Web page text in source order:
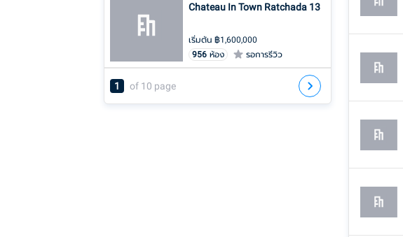
Chateau In Town Ratchada 13
เริ่มต้น ฿1,600,000
956 ห้อง รอการรีวิว
1 of 10 page